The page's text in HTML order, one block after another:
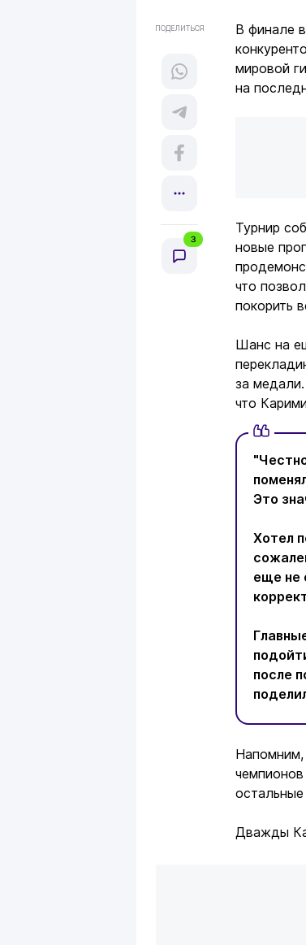
ПОДЕЛИТЬСЯ
3
В финале
мировой
на
Турнир
новые
что
покорить
Шанс на
за
что
Это
Хотел
еще не
после
Напомним,
Дважды